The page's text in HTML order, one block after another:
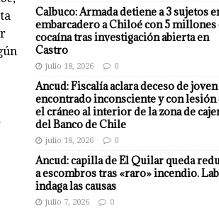
Calbuco: Armada detiene a 3 sujetos
embarcadero a Chiloé con 5 millones
cocaína tras investigación abierta en
Castro
julio 18, 2026 0
Ancud: Fiscalía aclara deceso de joven
encontrado inconsciente y con lesión
el cráneo al interior de la zona de
del Banco de Chile
julio 18, 2026 0
Ancud: capilla de El Quilar queda
a escombros tras «raro» incendio.
indaga las causas
julio 7, 2026 0